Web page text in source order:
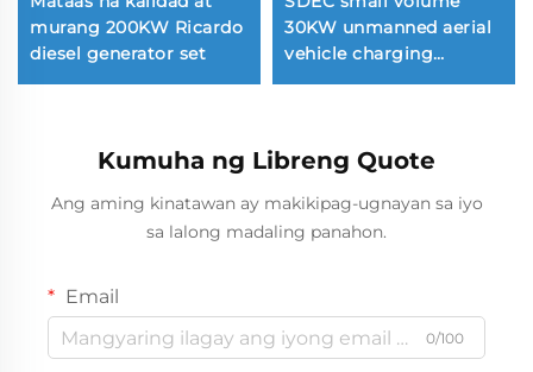
murang 200KW Ricardo
diesel generator set
30KW unmanned aerial
vehicle charging
dedicated portable
Kumuha ng Libreng Quote
Ang aming kinatawan ay makikipag-ugnayan sa iyo
sa lalong madaling panahon.
Email
0/100